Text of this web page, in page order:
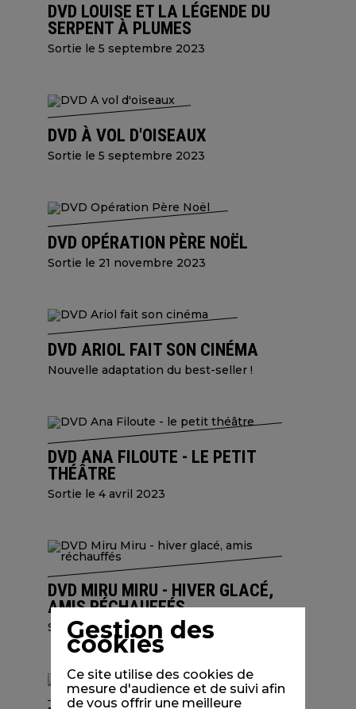
DVD LOUISE ET LA LÉGENDE DU
SERPENT À PLUMES
Sortie le 5 septembre 2023
DVD À VOL D'OISEAUX
Sortie le 5 septembre 2023
DVD OPÉRATION PÈRE NOËL
Sortie le 21 novembre 2023
DVD ARIOL FAIT SON CINÉMA
Nouvelle adaptation du best-seller !
DVD ANA FILOUTE - LE PETIT
THÉÂTRE
Sortie le 4 avril 2023
DVD MIRU MIRU - HIVER GLACÉ,
AMIS RÉCHAUFFÉS
Sortie 17 janvier 2023
Gestion des
cookies
Ce site utilise des cookies de
mesure d'audience et de suivi afin
de vous offrir une meilleure